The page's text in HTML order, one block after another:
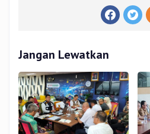
Jangan Lewatkan